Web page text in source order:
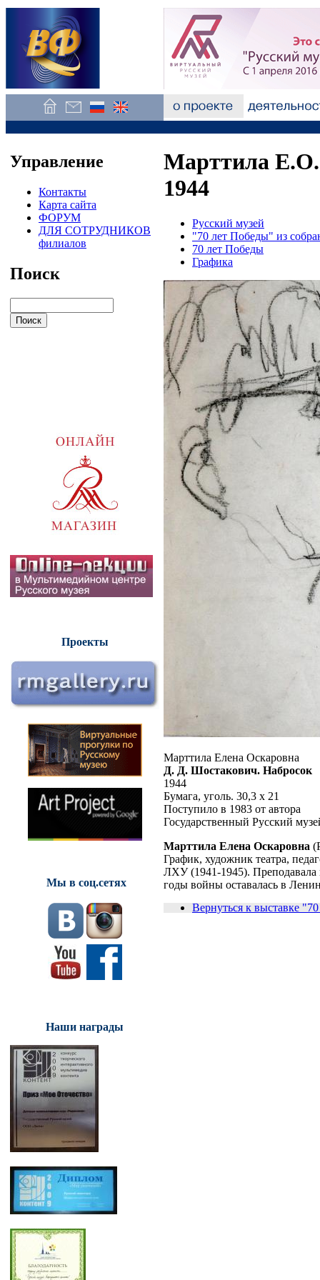
Управление
Контакты
Карта сайта
ФОРУМ
ДЛЯ СОТРУДНИКОВ
филиалов
Поиск
Проекты
Мы в соц.сетях
Наши награды
Марттила
1944
Русский музей
"70 лет Победы" из
70 лет Победы
Графика
Марттила Елена Оскаровна
Д. Д. Шостакович. Набросок
1944
Бумага, уголь. 30,3 х 21
Поступило в 1983 от автора
Государственный Русский
Марттила Елена Оскаровна
График, художник театра,
ЛХУ (1941-1945).
годы войны оставалась в
Вернуться к выставке